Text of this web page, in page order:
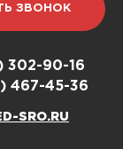
ЗВОНОК
302-90-16
467-45-36
SRO.RU